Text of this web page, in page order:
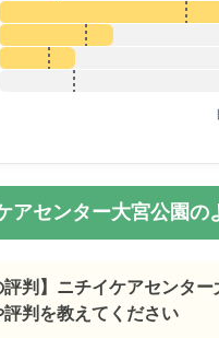
アセンター大宮公園の
評判】ニチイケアセンタ
評判を教えてください